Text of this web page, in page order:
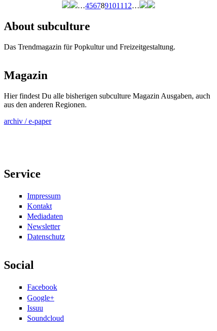
…4567891011 12…
About subculture
Das Trendmagazin für Popkultur und Freizeitgestaltung.
Magazin
Hier findest Du alle bisherigen subculture Magazin Ausgaben, auch
aus den anderen Regionen.
archiv / e-paper
Service
Impressum
Kontakt
Mediadaten
Newsletter
Datenschutz
Social
Facebook
Google+
Issuu
Soundcloud